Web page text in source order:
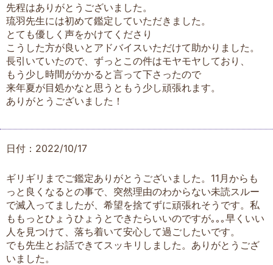
先程はありがとうございました。
琉羽先生には初めて鑑定していただきました。
とても優しく声をかけてくださり
こうした方が良いとアドバイスいただけて助かりました。
長引いていたので、ずっとこの件はモヤモヤしており、
もう少し時間がかかると言って下さったので
来年夏が目処かなと思うともう少し頑張れます。
ありがとうございました！
日付：2022/10/17
ギリギリまでご鑑定ありがとうございました。11月からも
っと良くなるとの事で、突然理由のわからない未読スルー
で滅入ってましたが、希望を捨てずに頑張れそうです。私
ももっとひょうひょうとできたらいいのですが｡｡｡早くいい
人を見つけて、落ち着いて安心して過ごしたいです。
でも先生とお話できてスッキリしました。ありがとうござ
いました。